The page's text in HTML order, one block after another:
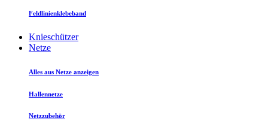
Feldlinienklebeband
Knieschützer
Netze
Alles aus Netze anzeigen
Hallennetze
Netzzubehör